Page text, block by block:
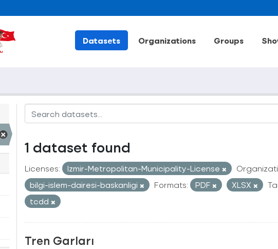
Datasets Organizations Groups
1 dataset found
Licenses: Izmir-Metropolitan-Municipality-License
bilgi-islem-dairesi-baskanligi
Formats: PDF XLSX
tcdd
Tren Garları